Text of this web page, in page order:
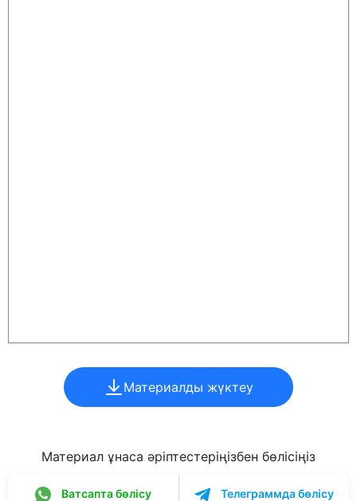
Материалды жүктеу
Материал ұнаса әріптестеріңізбен бөлісіңіз
Ватсапта бөлісу Телеграммда бөлісу